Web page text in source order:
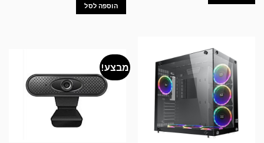
הוספה לסל
מבצע!